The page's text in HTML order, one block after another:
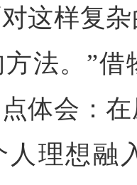
这样复
法。”
体会：
人理想融